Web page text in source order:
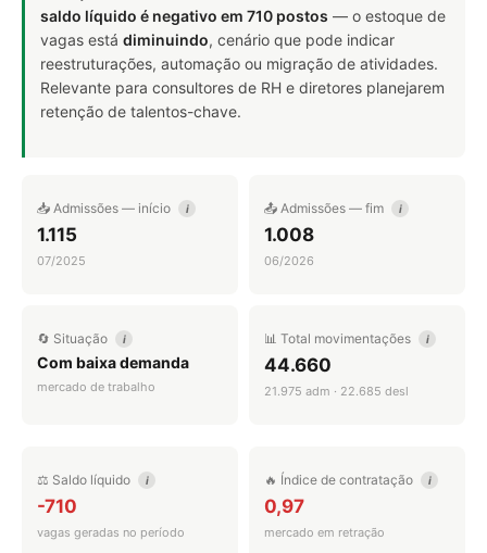
saldo líquido é negativo em 710 postos — o estoque de
vagas está diminuindo, cenário que pode indicar
reestruturações, automação ou migração de atividades.
Relevante para consultores de RH e diretores planejarem
retenção de talentos-chave.
📥 Admissões — início i
1.115
07/2025
📤 Admissões — fim i
1.008
06/2026
🔄 Situação i
Com baixa demanda
mercado de trabalho
📊 Total movimentações i
44.660
21.975 adm · 22.685 desl
⚖️ Saldo líquido i
-710
vagas geradas no período
🔥 Índice de contratação i
0,97
mercado em retração